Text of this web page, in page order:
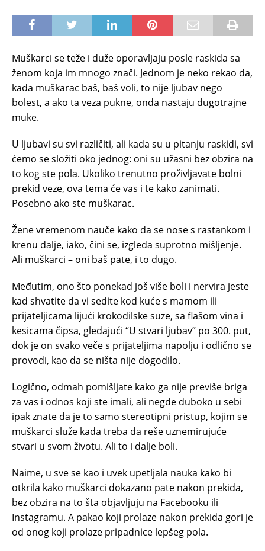
Muškarci se teže i duže oporavljaju posle raskida sa
ženom koja im mnogo znači. Jednom je neko rekao da,
kada muškarac baš, baš voli, to nije ljubav nego
bolest, a ako ta veza pukne, onda nastaju dugotrajne
muke.
U ljubavi su svi različiti, ali kada su u pitanju raskidi, svi
ćemo se složiti oko jednog: oni su užasni bez obzira na
to kog ste pola. Ukoliko trenutno proživljavate bolni
prekid veze, ova tema će vas i te kako zanimati.
Posebno ako ste muškarac.
Žene vremenom nauče kako da se nose s rastankom i
krenu dalje, iako, čini se, izgleda suprotno mišljenje.
Ali muškarci – oni baš pate, i to dugo.
Međutim, ono što ponekad još više boli i nervira jeste
kad shvatite da vi sedite kod kuće s mamom ili
prijateljicama lijući krokodilske suze, sa flašom vina i
kesicama čipsa, gledajući “U stvari ljubav” po 300. put,
dok je on svako veče s prijateljima napolju i odlično se
provodi, kao da se ništa nije dogodilo.
Logično, odmah pomišljate kako ga nije previše briga
za vas i odnos koji ste imali, ali negde duboko u sebi
ipak znate da je to samo stereotipni pristup, kojim se
muškarci služe kada treba da reše uznemirujuće
stvari u svom životu. Ali to i dalje boli.
Naime, u sve se kao i uvek upetljala nauka kako bi
otkrila kako muškarci dokazano pate nakon prekida,
bez obzira na to šta objavljuju na Facebooku ili
Instagramu. A pakao koji prolaze nakon prekida gori je
od onog koji prolaze pripadnice lepšeg pola.